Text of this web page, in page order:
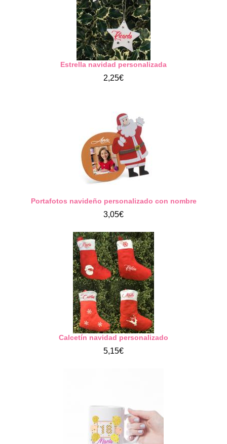
Estrella navidad personalizada
2,25€
Portafotos navideño personalizado con nombre
3,05€
Calcetín navidad personalizado
5,15€